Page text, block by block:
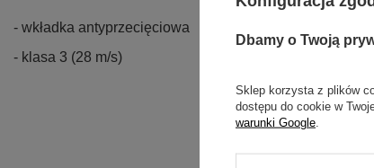
- wkładka antyprzecięciowa
- klasa 3 (28 m/s)
Dbamy o Twoją
Sklep korzysta z plików
dostępu do cookie w
warunki Google